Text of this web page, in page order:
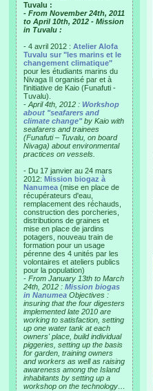
Tuvalu :
- From November 24th, 2011
to April 10th, 2012 - Mission
in Tuvalu :
- 4 avril 2012 : Atelier Alofa
Tuvalu sur "les marins et le
changement climatique"
pour les étudiants marins du
Nivaga II organisé par et à
l'initiative de Kaio (Funafuti -
Tuvalu).
- April 4th, 2012 : Workshop
about "seafarers and
climate change"by Kaio with
seafarers and trainees
(Funafuti – Tuvalu, on board
Nivaga) about environmental
practices on vessels.
- Du 17 janvier au 24 mars
2012: Mission biogaz à
Nanumea (mise en place de
récupérateurs d'eau,
remplacement des réchauds,
construction des porcheries,
distributions de graines et
mise en place de jardins
potagers, nouveau train de
formation pour un usage
pérenne des 4 unités par les
volontaires et ateliers publics
pour la population)
- From January 13th to March
24th, 2012 : Mission biogas
in Nanumea Objectives :
insuring that the four digesters
implemented late 2010 are
working to satisfaction, setting
up one water tank at each
owners' place, build individual
piggeries, setting up the basis
for garden, training owners
and workers as well as raising
awareness among the Island
inhabitants by setting up a
workshop on the technology…